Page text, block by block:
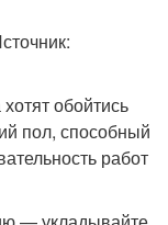
обойтись
пол, способный
работ